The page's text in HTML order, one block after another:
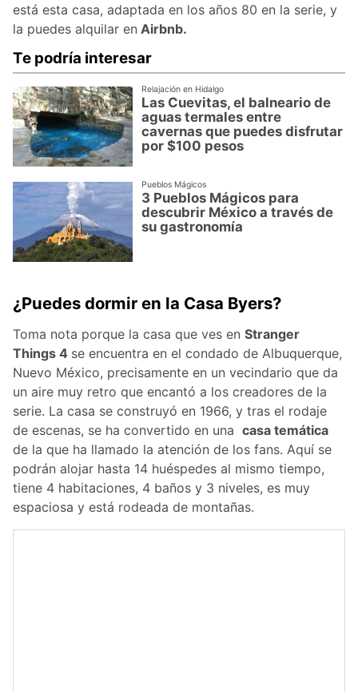
está esta casa, adaptada en los años 80 en la serie, y
la puedes alquilar en Airbnb.
Te podría interesar
Relajación en Hidalgo
Las Cuevitas, el balneario de
aguas termales entre
cavernas que puedes disfrutar
por $100 pesos
Pueblos Mágicos
3 Pueblos Mágicos para
descubrir México a través de
su gastronomía
¿Puedes dormir en la Casa Byers?
Toma nota porque la casa que ves en Stranger
Things 4 se encuentra en el condado de Albuquerque,
Nuevo México, precisamente en un vecindario que da
un aire muy retro que encantó a los creadores de la
serie. La casa se construyó en 1966, y tras el rodaje
de escenas, se ha convertido en una casa temática
de la que ha llamado la atención de los fans. Aquí se
podrán alojar hasta 14 huéspedes al mismo tiempo,
tiene 4 habitaciones, 4 baños y 3 niveles, es muy
espaciosa y está rodeada de montañas.